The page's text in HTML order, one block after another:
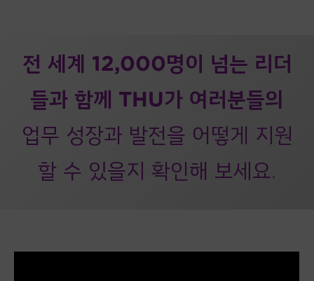
전 세계 12,000명이 넘는 리더
들과 함께 THU가 여러분들의
업무 성장과 발전을 어떻게 지원
할 수 있을지 확인해 보세요.